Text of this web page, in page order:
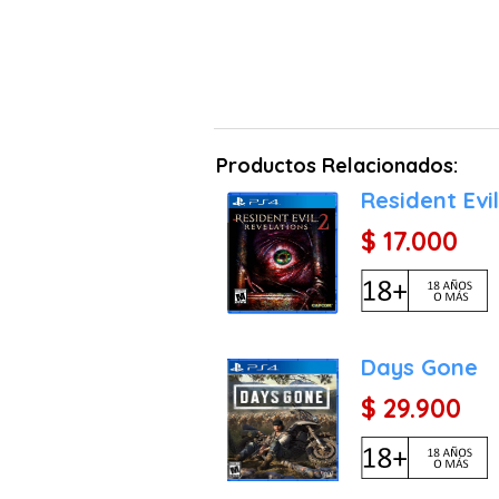
Productos Relacionados:
Resident
$ 17.000
Days Gone
$ 29.900